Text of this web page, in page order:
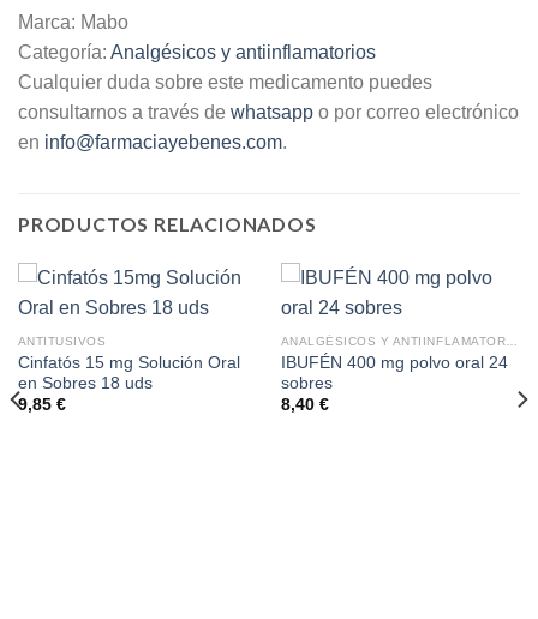
Marca: Mabo
Categoría: Analgésicos y antiinflamatorios
Cualquier duda sobre este medicamento puedes
consultarnos a través de whatsapp o por correo electrónico
en info@farmaciayebenes.com.
PRODUCTOS RELACIONADOS
ANTITUSIVOS
Cinfatós 15 mg Solución Oral
en Sobres 18 uds
9,85 €
IBUFÉN 400 mg polvo oral 24
sobres
8,40 €